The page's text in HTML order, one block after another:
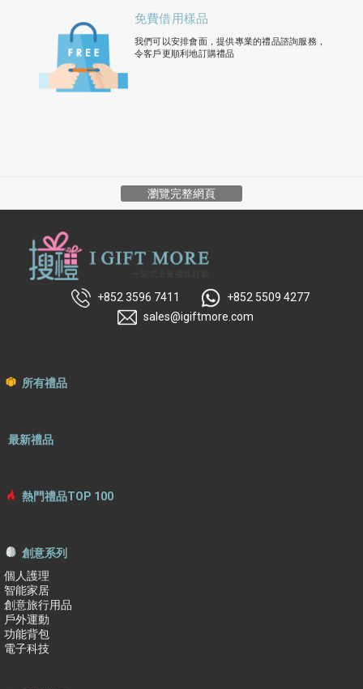
免費借用樣品
我們可以安排會面，提供專業的禮品諮詢服務，
令客戶更順利地訂購禮品
瀏覽完整網頁
+852 3596 7411
+852 5509 4277
sales@igiftmore.com
所有禮品
最新禮品
熱門禮品TOP 100
創意系列
個人護理
智能家居
創意旅行用品
戶外運動
功能背包
電子科技